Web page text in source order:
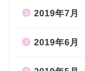
2019年7月
2019年6月